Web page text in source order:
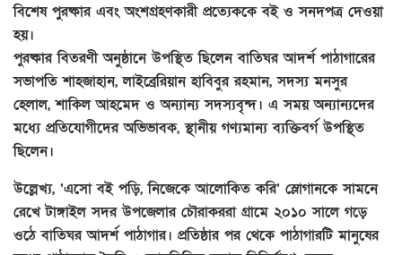
বিশেষ পুরষ্কার এবং অংশগ্রহণকারী প্রত্যেককে বই ও সনদপত্র দেওয়া
হয়।
পুরষ্কার বিতরণী অনুষ্ঠানে উপস্থিত ছিলেন বাতিঘর আদর্শ পাঠাগারের
সভাপতি শাহজাহান, লাইব্রেরিয়ান হাবিবুর রহমান, সদস্য মনসুর
হেলাল, শাকিল আহমেদ ও অন্যান্য সদস্যবৃন্দ। এ সময় অন্যান্যদের
মধ্যে প্রতিযোগীদের অভিভাবক, স্থানীয় গণ্যমান্য ব্যক্তিবর্গ উপস্থিত
ছিলেন।
উল্লেখ্য, ‘এসো বই পড়ি, নিজেকে আলোকিত করি’ স্লোগানকে সামনে
রেখে টাঙ্গাইল সদর উপজেলার চৌরাকররা গ্রামে ২০১০ সালে গড়ে
ওঠে বাতিঘর আদর্শ পাঠাগার। প্রতিষ্ঠার পর থেকে পাঠাগারটি মানুষের